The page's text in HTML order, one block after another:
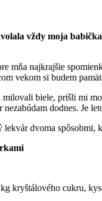
vždy moja
mňa najkrajšie
vekom si budem
milovali biele, prišli mi
dodnes. Je
dvoma spôsobmi,
kryštálového cukru,